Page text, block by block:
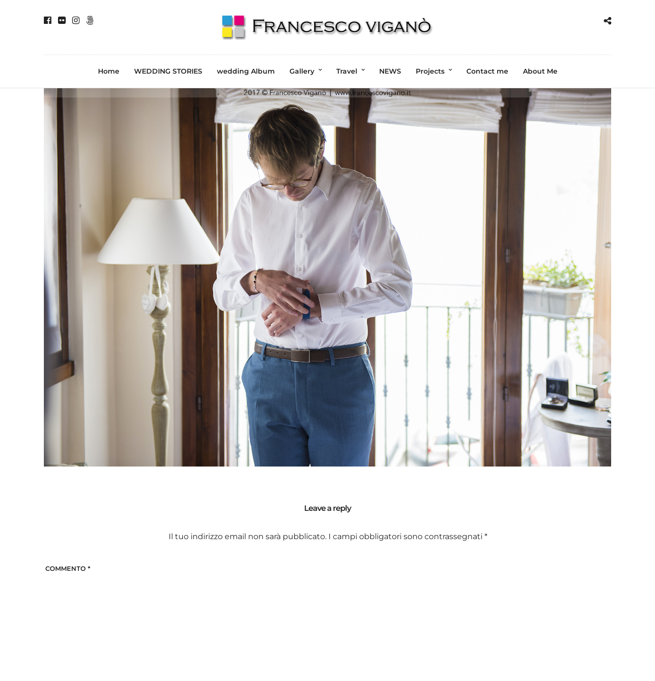
Home WEDDING STORIES wedding Album Gallery Travel NEWS Projects Contact me About Me
Leave a reply
Il tuo indirizzo email non sarà pubblicato. I campi obbligatori sono contrassegnati*
COMMENTO *